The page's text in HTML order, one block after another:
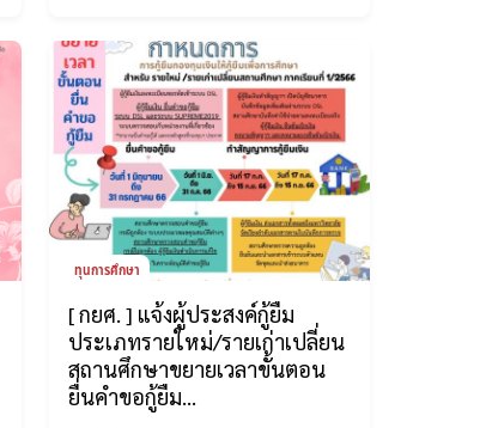
ทุนการศึกษา
[ กยศ. ] แจ้งผู้ประสงค์กู้ยืม
ประเภทรายใหม่/รายเก่าเปลี่ยน
สถานศึกษาขยายเวลาขั้นตอน
ยื่นคำขอกู้ยืม…